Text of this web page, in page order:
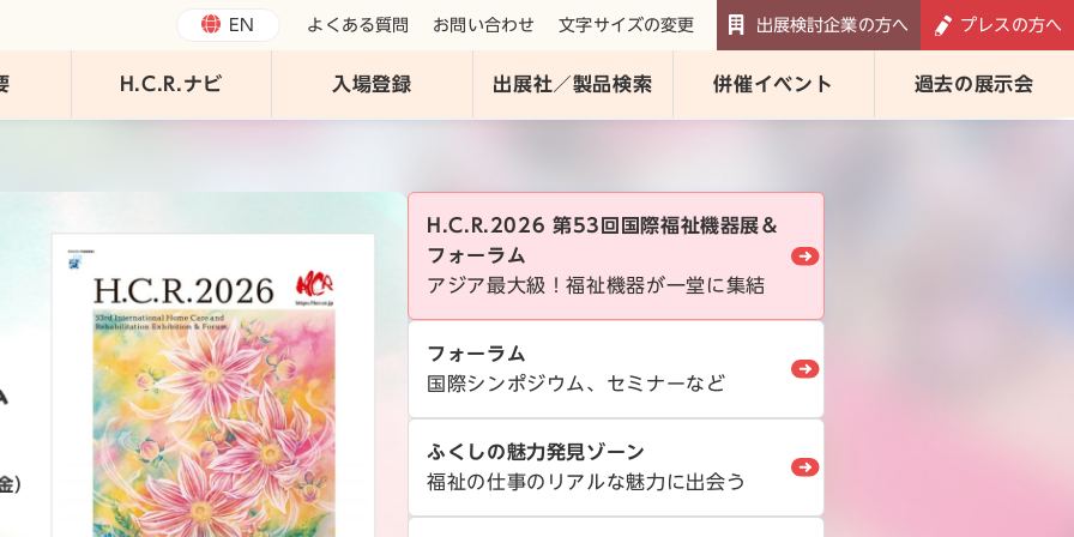
H.C.R.ナビ 入場登録 出展社／製品検索 併催イベント 過去の展示会
EN よくある質問 お問い合わせ 文字サイズの変更 出展検討企業の方へ プレスの方へ
H.C.R.2026 第53回国際福祉機器展＆
フォーラム
アジア最大級！福祉機器が一堂に集結
フォーラム
国際シンポジウム、セミナーなど
ふくしの魅力発見ゾーン
福祉の仕事のリアルな魅力に出会う